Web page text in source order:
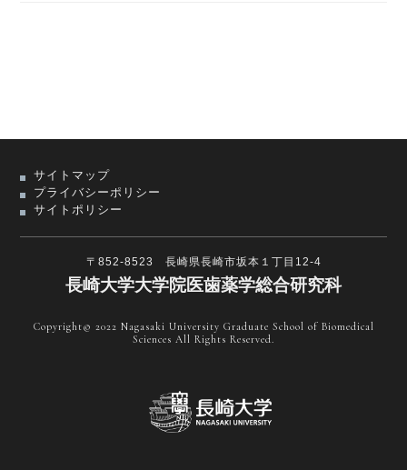
サイトマップ
プライバシーポリシー
サイトポリシー
〒852-8523 長崎県長崎市坂本１丁目12-4
長崎大学大学院医歯薬学総合研究科
Copyright© 2022 Nagasaki University Graduate School of Biomedical
Sciences All Rights Reserved.